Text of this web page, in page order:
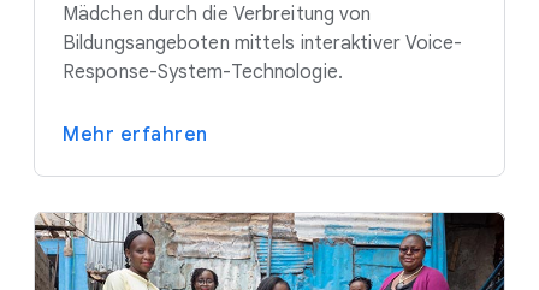
Mädchen durch die Verbreitung von
Bildungsangeboten mittels interaktiver Voice-
Response-System-Technologie.
Mehr erfahren